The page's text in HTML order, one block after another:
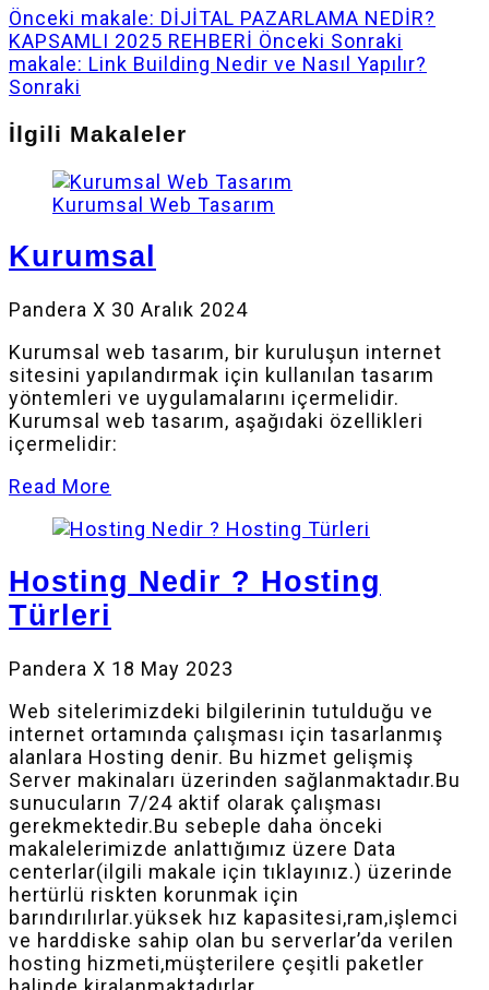
Önceki makale: DİJİTAL PAZARLAMA NEDİR?
KAPSAMLI 2025 REHBERİ Önceki Sonraki
makale: Link Building Nedir ve Nasıl Yapılır?
Sonraki
İlgili Makaleler
Kurumsal Web Tasarım
Kurumsal
Pandera X 30 Aralık 2024
Kurumsal web tasarım, bir kuruluşun internet
sitesini yapılandırmak için kullanılan tasarım
yöntemleri ve uygulamalarını içermelidir.
Kurumsal web tasarım, aşağıdaki özellikleri
içermelidir:
Read More
Hosting Nedir ? Hosting
Türleri
Pandera X 18 May 2023
Web sitelerimizdeki bilgilerinin tutulduğu ve
internet ortamında çalışması için tasarlanmış
alanlara Hosting denir. Bu hizmet gelişmiş
Server makinaları üzerinden sağlanmaktadır.Bu
sunucuların 7/24 aktif olarak çalışması
gerekmektedir.Bu sebeple daha önceki
makalelerimizde anlattığımız üzere Data
centerlar(ilgili makale için tıklayınız.) üzerinde
hertürlü riskten korunmak için
barındırılırlar.yüksek hız kapasitesi,ram,işlemci
ve harddiske sahip olan bu serverlar’da verilen
hosting hizmeti,müşterilere çeşitli paketler